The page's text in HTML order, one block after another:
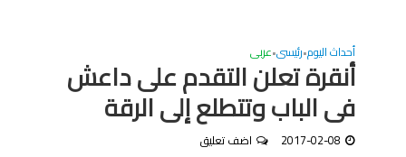
أحداث اليوم•رئيسى•عربى
أنقرة تعلن التقدم على داعش
فى الباب وتتطلع إلى الرقة
2017-02-08 اضف تعليق